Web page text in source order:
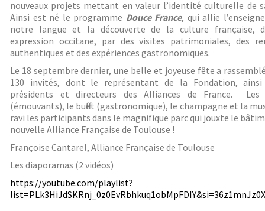
nouveaux projets mettant en valeur l’identité culturelle de
Ainsi est né le programme Douce France, qui allie
notre langue et la découverte de la culture française,
expression occitane, par des visites patrimoniales, des
authentiques et des expériences gastronomiques.
Le 18 septembre dernier, une belle et joyeuse fête a
130 invités, dont le représentant de la Fondation,
présidents et directeurs des Alliances de France. Les
(émouvants), le buffet (gastronomique), le champagne et la
ravi les participants dans le magnifique parc qui jouxte le
nouvelle Alliance Française de Toulouse !
Françoise Cantarel, Alliance Française de Toulouse
Les diaporamas (2 vidéos)
https://youtube.com/playlist?